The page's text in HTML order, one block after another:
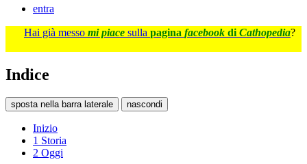
entra
Hai già messo mi piace sulla pagina facebook di Cathopedia?
Indice
sposta nella barra laterale nascondi
Inizio
1 Storia
2 Oggi